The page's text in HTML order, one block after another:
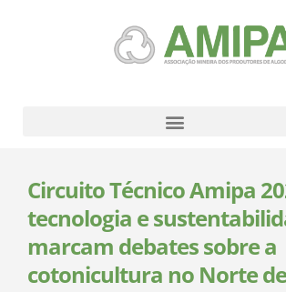
Circuito Técnico Amipa
tecnologia e
marcam debates sobre a
cotonicultura no Norte